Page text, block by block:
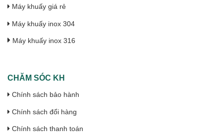
Máy khuấy giá rẻ
Máy khuấy inox 304
Máy khuấy inox 316
CHĂM SÓC KH
Chính sách bảo hành
Chính sách đổi hàng
Chính sách thanh toán